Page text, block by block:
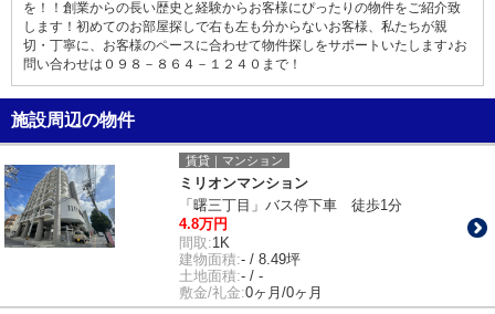
を！！創業からの長い歴史と経験からお客様にぴったりの物件をご紹介致
します！初めてのお部屋探しで右も左も分からないお客様、私たちが親
切・丁寧に、お客様のペースに合わせて物件探しをサポートいたします♪お
問い合わせは０９８－８６４－１２４０まで！
施設周辺の物件
賃貸｜マンション
ミリオンマンション
「曙三丁目」バス停下車 徒歩1分
4.8万円
間取:1K
建物面積:- / 8.49坪
土地面積:- / -
敷金/礼金:0ヶ月/0ヶ月